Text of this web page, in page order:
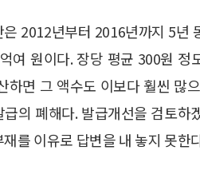
2012년부터 2016년까지 5년
여 원이다. 장당 평균 300원 정
면 그 액수도 이보다 훨씬 많
의 폐해다. 발급개선을 검토하
를 이유로 답변을 내 놓지 못한